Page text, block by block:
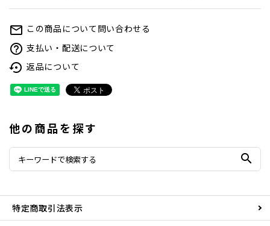
mail_outline この商品について問い合わせる
help_outline 支払い・配送について
settings_backup_restore 返品について
他の商品を探す
search
特定商取引法表示